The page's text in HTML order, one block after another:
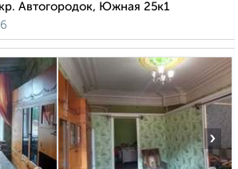
Автогородок, Южная 25к1
›